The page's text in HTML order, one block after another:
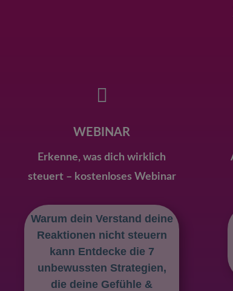

WEBINAR
Erkenne, was dich wirklich
steuert – kostenloses Webinar
Warum dein Verstand deine
Reaktionen nicht steuern
kann Entdecke die 7
unbewussten Strategien,
die deine Gefühle &